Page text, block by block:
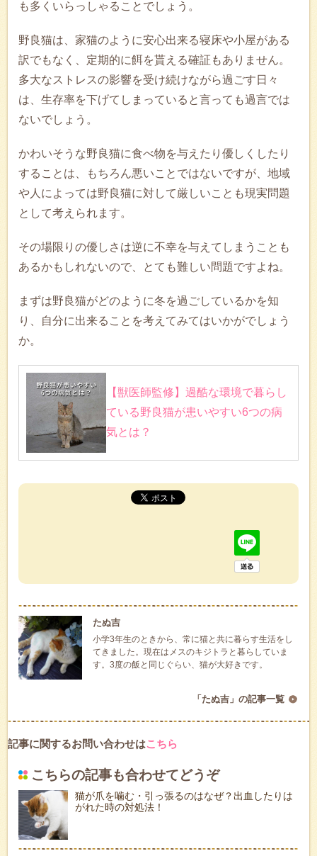
も多くいらっしゃることでしょう。
野良猫は、家猫のように安心出来る寝床や小屋がある
訳でもなく、定期的に餌を貰える確証もありません。
多大なストレスの影響を受け続けながら過ごす日々
は、生存率を下げてしまっていると言っても過言では
ないでしょう。
かわいそうな野良猫に食べ物を与えたり優しくしたり
することは、もちろん悪いことではないですが、地域
や人によっては野良猫に対して厳しいことも現実問題
として考えられます。
その場限りの優しさは逆に不幸を与えてしまうことも
あるかもしれないので、とても難しい問題ですよね。
まずは野良猫がどのように冬を過ごしているかを知
り、自分に出来ることを考えてみてはいかがでしょう
か。
【獣医師監修】過酷な環境で暮らし
ている野良猫が患いやすい6つの病
気とは？
たぬ吉
小学3年生のときから、常に猫と共に暮らす生活をし
てきました。現在はメスのキジトラと暮らしていま
す。3度の飯と同じぐらい、猫が大好きです。
「たぬ吉」の記事一覧
記事に関するお問い合わせはこちら
こちらの記事も合わせてどうぞ
猫が爪を噛む・引っ張るのはなぜ？出血したりは
がれた時の対処法！